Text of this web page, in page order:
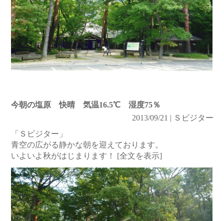
今朝の塩原 快晴 気温16.5℃ 湿度75％
2013/09/21 | Ｓビジター
「Ｓビジター」
青空の広がる静かな朝を迎えております。
いよいよ秋がはじまります！ [全文を表示]